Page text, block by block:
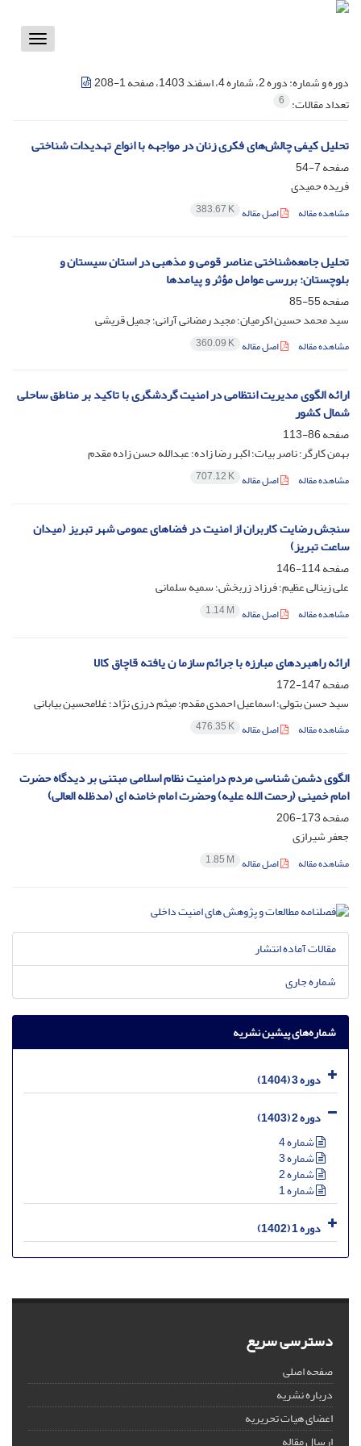
Toggle
دوره و شماره:دوره 2، شماره 4، اسفند 1403، صفحه 1-208
تعداد مقالات: 6
تحلیل کیفی چالش‌های فکری زنان در مواجهه با انواع تهدیدات شناختی
صفحه7-54
فریده حمیدی
مشاهده مقاله اصل مقاله 383.67 K
تحلیل جامعه‌شناختی عناصر قومی و مذهبی در استان سیستان و
بلوچستان: بررسی عوامل مؤثر و پیامدها
صفحه55-85
سید محمد حسین اکرمیان؛ مجید رمضانی آرانی؛ جمیل قریشی
مشاهده مقاله اصل مقاله 360.09 K
ارائه الگوی مدیریت انتظامی در امنیت گردشگری با تاکید بر مناطق ساحلی
شمال کشور
صفحه86-113
بهمن کارگر؛ ناصر بیات؛ اکبر رضا زاده؛ عبدالله حسن زاده مقدم
مشاهده مقاله اصل مقاله 707.12 K
سنجش رضایت کاربران از امنیت در فضاهای عمومی شهر تبریز (میدان
ساعت تبریز)
صفحه114-146
علی زینالی عظیم؛ فرزاد زربخش؛ سمیه سلمانی
مشاهده مقاله اصل مقاله 1.14 M
ارائه راهبردهای مبارزه با جرائم سازما ن یافته قاچاق کالا
صفحه147-172
سید حسن بتولی؛ اسماعیل احمدی مقدم؛ میثم درزی نژاد؛ غلامحسین بیابانی
مشاهده مقاله اصل مقاله 476.35 K
الگوی دشمن شناسی مردم درامنیت نظام اسلامی مبتنی بر دیدگاه حضرت
امام خمینی (رحمت الله علیه) وحضرت امام خامنه ای (مدظله العالی)
صفحه173-206
جعفر شیرازی
مشاهده مقاله اصل مقاله 1.85 M
مقالات آماده انتشار
شماره جاری
شماره‌های پیشین نشریه
دوره 3 (1404)
دوره 2 (1403)
شماره 4
شماره 3
شماره 2
شماره 1
دوره 1 (1402)
دسترسی سریع
صفحه اصلی
درباره نشریه
اعضای هیات تحریریه
ارسال مقاله